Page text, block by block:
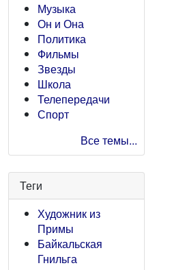
Музыка
Он и Она
Политика
Фильмы
Звезды
Школа
Телепередачи
Спорт
Все темы...
Теги
Художник из
Примы
Байкальская
Гнильга